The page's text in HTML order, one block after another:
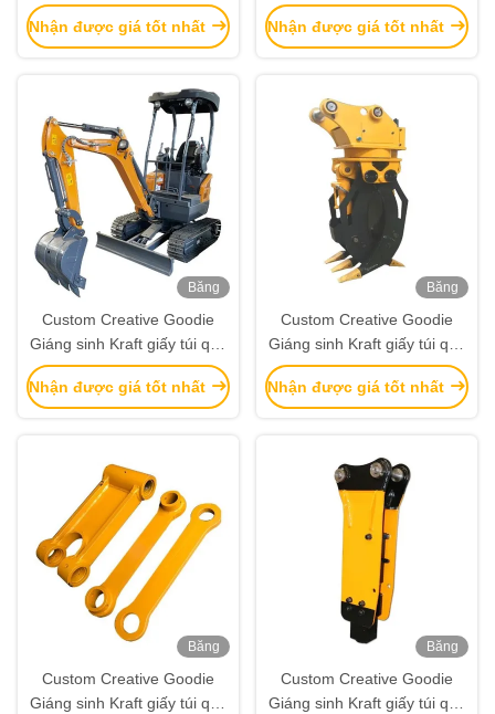
với logo của riêng bạn cho
Xmas Party trang trí
Nhận được giá tốt nhất
với logo của riêng bạn cho
Xmas Party trang trí
Nhận được giá tốt nhất
Băng
Custom Creative Goodie
Giáng sinh Kraft giấy túi quà
với logo của riêng bạn cho
Xmas Party trang trí
Nhận được giá tốt nhất
Băng
Custom Creative Goodie
Giáng sinh Kraft giấy túi quà
với logo của riêng bạn cho
Xmas Party trang trí
Nhận được giá tốt nhất
Băng
Custom Creative Goodie
Giáng sinh Kraft giấy túi quà
Băng
Custom Creative Goodie
Giáng sinh Kraft giấy túi quà